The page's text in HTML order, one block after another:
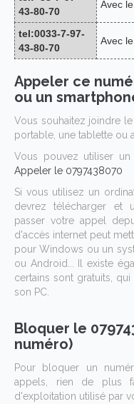
43-80-70
Avec
tel:0033-7-97-
43-80-70
Avec
Appeler ce
ou un
Vous souhaitez joindre
portable, une tablette ou
Vous pouvez utiliser
Appeler le 0797438070
Si vous utilisez un
devrez télécharger et
passer votre appel
d'accès internet peut
pour Windows ou un
ou Android... Il existe
certains sont gratuits,
son PC.
Bloquer le
numéro)
Pour bloquer un
appels, rien de plus
d'exploitation utilisé par